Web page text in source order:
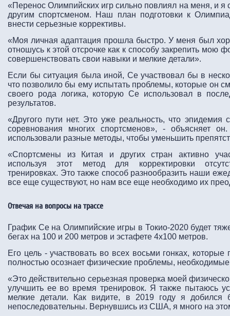
«Перенос Олимпийских игр сильно повлиял на меня, и
другим спортсменом. Наш план подготовки к
внести серьезные коррективы.
«Моя личная адаптация прошла быстро. У меня был
отношусь к этой отсрочке как к способу закрепить мою
совершенствовать свои навыки и мелкие детали».
Если бы ситуация была иной, Се участвовал бы в
что позволило бы ему испытать проблемы, которые он
своего рода логика, которую Се использовал в
результатов.
«Другого пути нет. Это уже реальность, что эпидемия
соревнования многих спортсменов», - объясняет
использовали разные методы, чтобы уменьшить
«Спортсмены из Китая и других стран активно
используя этот метод для корректировки
тренировках. Это также способ разнообразить наши
все еще существуют, но нам все еще необходимо их
Отвечая на вопросы на трассе
График Се на Олимпийские игры в Токио-2020 будет
бегах на 100 и 200 метров и эстафете 4x100 метров.
Его цель - участвовать во всех восьми гонках,
полностью осознает физические проблемы, необходимые
«Это действительно серьезная проверка моей
улучшить ее во время тренировок. Я также пытаюсь
мелкие детали. Как видите, в 2019 году я добился
непоследовательны. Вернувшись из США, я много на